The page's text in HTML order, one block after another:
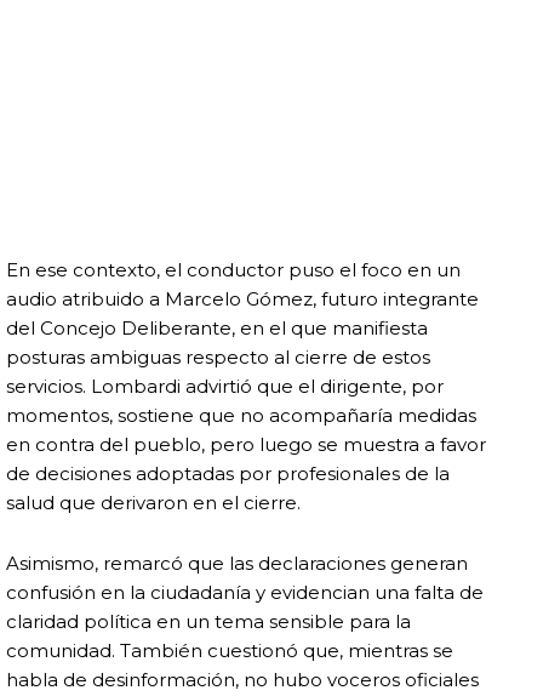
En ese contexto, el conductor puso el foco en un
audio atribuido a Marcelo Gómez, futuro integrante
del Concejo Deliberante, en el que manifiesta
posturas ambiguas respecto al cierre de estos
servicios. Lombardi advirtió que el dirigente, por
momentos, sostiene que no acompañaría medidas
en contra del pueblo, pero luego se muestra a favor
de decisiones adoptadas por profesionales de la
salud que derivaron en el cierre.
Asimismo, remarcó que las declaraciones generan
confusión en la ciudadanía y evidencian una falta de
claridad política en un tema sensible para la
comunidad. También cuestionó que, mientras se
habla de desinformación, no hubo voceros oficiales